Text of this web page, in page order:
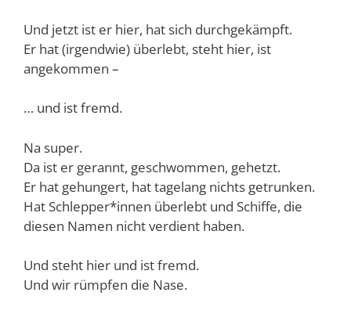
Und jetzt ist er hier, hat sich durchgekämpft.
Er hat (irgendwie) überlebt, steht hier, ist
angekommen –
… und ist fremd.
Na super.
Da ist er gerannt, geschwommen, gehetzt.
Er hat gehungert, hat tagelang nichts getrunken.
Hat Schlepper*innen überlebt und Schiffe, die
diesen Namen nicht verdient haben.
Und steht hier und ist fremd.
Und wir rümpfen die Nase.